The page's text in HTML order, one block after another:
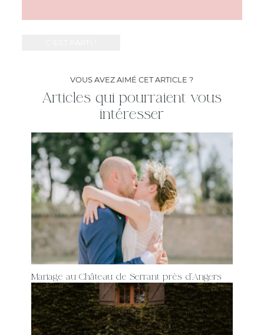
VOUS AVEZ AIMÉ CET ARTICLE ?
Articles qui pourraient vous
intéresser
Mariage au Château de Serrant près d’Angers